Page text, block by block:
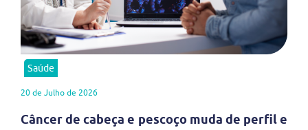
Saúde
20 de Julho de 2026
Câncer de cabeça e pescoço muda de perfil e